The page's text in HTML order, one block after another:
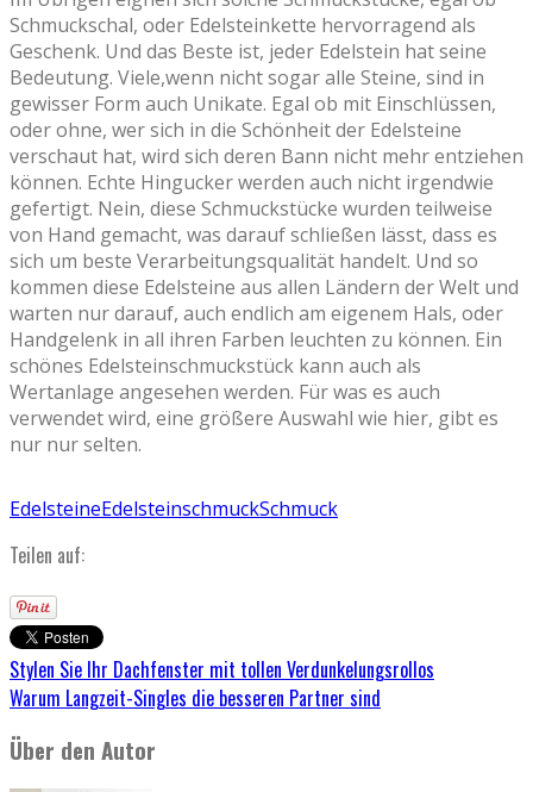
Schmuckschal, oder Edelsteinkette hervorragend als
Geschenk. Und das Beste ist, jeder Edelstein hat seine
Bedeutung. Viele,wenn nicht sogar alle Steine, sind in
gewisser Form auch Unikate. Egal ob mit Einschlüssen,
oder ohne, wer sich in die Schönheit der Edelsteine
verschaut hat, wird sich deren Bann nicht mehr entziehen
können. Echte Hingucker werden auch nicht irgendwie
gefertigt. Nein, diese Schmuckstücke wurden teilweise
von Hand gemacht, was darauf schließen lässt, dass es
sich um beste Verarbeitungsqualität handelt. Und so
kommen diese Edelsteine aus allen Ländern der Welt und
warten nur darauf, auch endlich am eigenem Hals, oder
Handgelenk in all ihren Farben leuchten zu können. Ein
schönes Edelsteinschmuckstück kann auch als
Wertanlage angesehen werden. Für was es auch
verwendet wird, eine größere Auswahl wie hier, gibt es
nur nur selten.
EdelsteineEdelsteinschmuckSchmuck
Teilen auf:
Stylen Sie Ihr Dachfenster mit tollen Verdunkelungsrollos
Warum Langzeit-Singles die besseren Partner sind
Über den Autor